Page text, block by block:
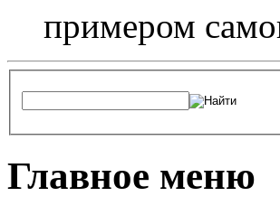
примером
Главное меню